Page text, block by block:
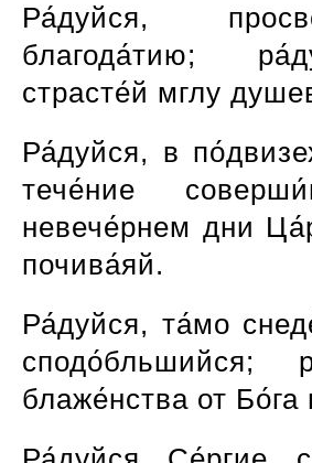
Ра́дуйся,
благода́тию;
страсте́й мглу
Ра́дуйся, в
тече́ние
невече́рнем дни
почива́яй.
Ра́дуйся, та́мо
сподо́бльшийся;
блаже́нства от